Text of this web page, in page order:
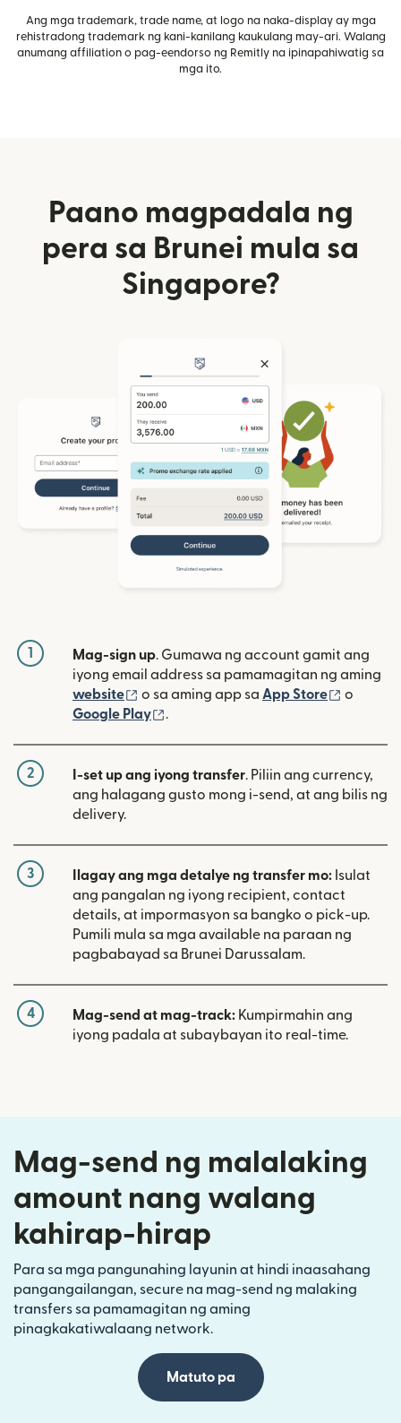
Ang mga trademark, trade name, at logo na naka-display ay mga
rehistradong trademark ng kani-kanilang kaukulang may-ari. Walang
anumang affiliation o pag-eendorso ng Remitly na ipinapahiwatig sa
mga ito.
Paano magpadala ng
pera sa Brunei mula sa
Singapore?
1 Mag-sign up. Gumawa ng account gamit ang
iyong email address sa pamamagitan ng aming
website
(bubukas sa bagong window)
o sa aming app sa App Store
o
Google Play
.
2 I-set up ang iyong transfer. Piliin ang currency,
ang halagang gusto mong i-send, at ang bilis ng
delivery.
3 Ilagay ang mga detalye ng transfer mo: Isulat
ang pangalan ng iyong recipient, contact
details, at impormasyon sa bangko o pick-up.
Pumili mula sa mga available na paraan ng
pagbabayad sa Brunei Darussalam.
4 Mag-send at mag-track: Kumpirmahin ang
iyong padala at subaybayan ito real-time.
Mag-send ng malalaking
amount nang walang
kahirap-hirap
Para sa mga pangunahing layunin at hindi inaasahang
pangangailangan, secure na mag-send ng malaking
transfers sa pamamagitan ng aming
pinagkakatiwalaang network.
Matuto pa